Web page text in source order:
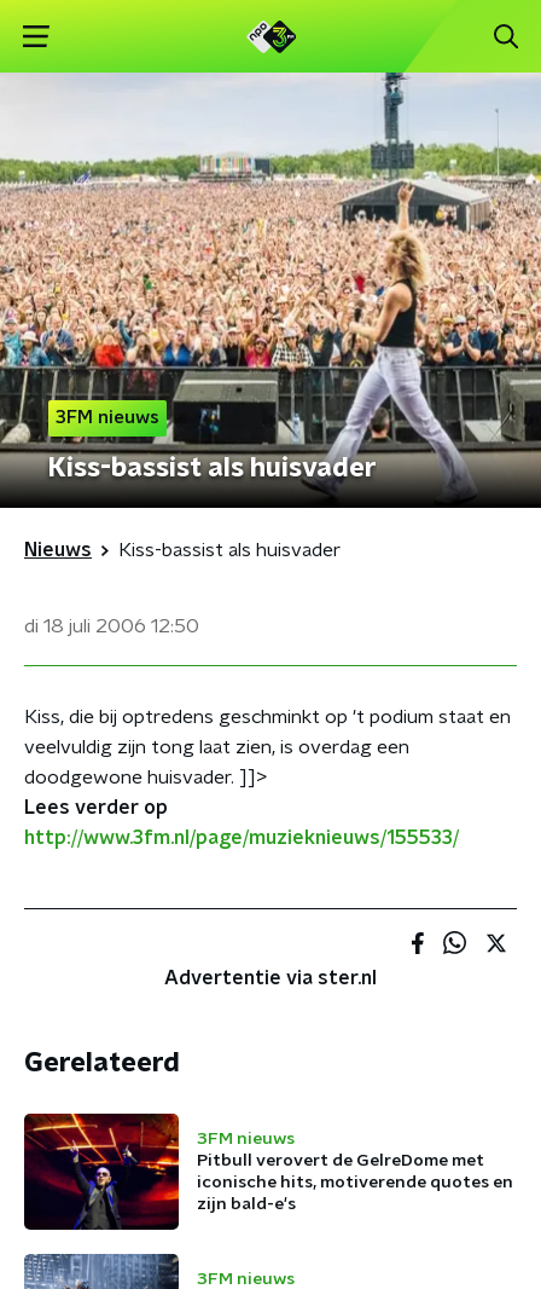
3FM nieuws
Kiss-bassist als huisvader
Nieuws Kiss-bassist als huisvader
di 18 juli 2006 12:50
Kiss, die bij optredens geschminkt op 't podium staat en
veelvuldig zijn tong laat zien, is overdag een
doodgewone huisvader. ]]>
Lees verder op
http://www.3fm.nl/page/muzieknieuws/155533/
Advertentie via ster.nl
Gerelateerd
3FM nieuws
Pitbull verovert de GelreDome met
iconische hits, motiverende quotes en
zijn bald-e's
3FM nieuws